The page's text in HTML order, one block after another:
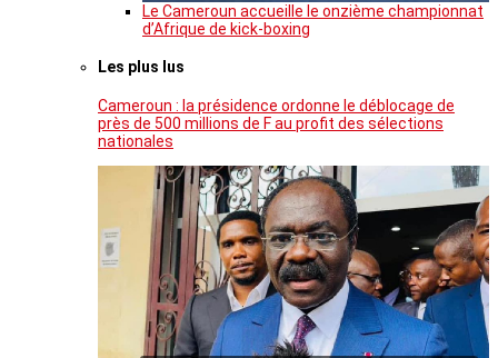
Le Cameroun accueille le onzième championnat
d’Afrique de kick-boxing
Les plus lus
Cameroun : la présidence ordonne le déblocage de
près de 500 millions de F au profit des sélections
nationales